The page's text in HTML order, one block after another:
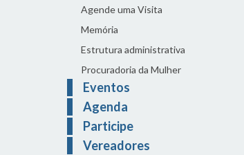
Agende uma Visita
Memória
Estrutura administrativa
Procuradoria da Mulher
Eventos
Agenda
Participe
Vereadores